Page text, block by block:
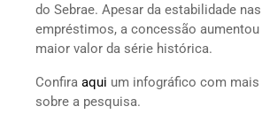
do Sebrae. Apesar da estabilidade
empréstimos, a concessão aumentou
maior valor da série histórica.
Confira aqui um infográfico com
sobre a pesquisa.